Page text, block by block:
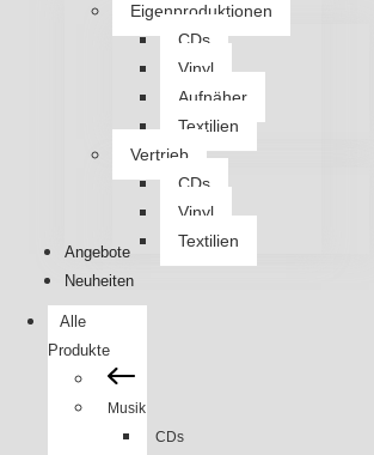
Eigenproduktionen
CDs
Vinyl
Aufnäher
Textilien
Vertrieb
CDs
Vinyl
Textilien
Angebote
Neuheiten
Alle
Produkte
Musik
CDs